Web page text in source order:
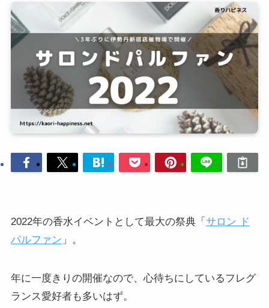
2022年の香水イベントとして最大の祭典「 サロン ド
パルファン 」。
年に一度きりの開催なので、心待ちにしているフレグ
ランス愛好者も多いはず。